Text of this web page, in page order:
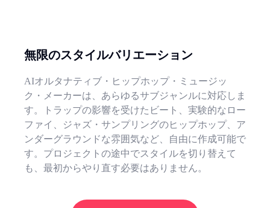
無限のスタイルバリエーション
AIオルタナティブ・ヒップホップ・ミュージッ
ク・メーカーは、あらゆるサブジャンルに対応しま
す。トラップの影響を受けたビート、実験的なロー
ファイ、ジャズ・サンプリングのヒップホップ、ア
ンダーグラウンドな雰囲気など、自由に作成可能で
す。プロジェクトの途中でスタイルを切り替えて
も、最初からやり直す必要はありません。